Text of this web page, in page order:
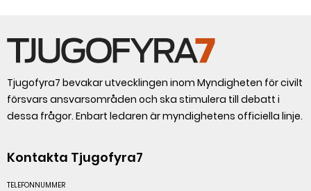
Tjugofyra7 bevakar utvecklingen inom Myndigheten för civilt
försvars ansvarsområden och ska stimulera till debatt i
dessa frågor. Enbart ledaren är myndighetens officiella linje.
Kontakta Tjugofyra7
TELEFONNUMMER